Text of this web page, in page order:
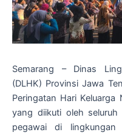
Semarang – Dinas
(DLHK) Provinsi Jawa
Peringatan Hari
yang diikuti oleh
pegawai di lingkungan